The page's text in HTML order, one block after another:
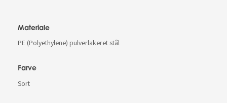
Materiale
PE (Polyethylene) pulverlakeret stål
Farve
Sort